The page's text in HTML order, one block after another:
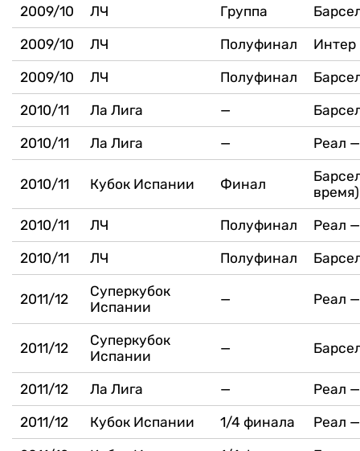
2009/10 ЛЧ Группа
2009/10 ЛЧ Полуфинал Интер
2009/10 ЛЧ Полуфинал
2010/11 Ла Лига —
2010/11 Ла Лига — Реал
2010/11 Кубок Испании Финал
время)
2010/11 ЛЧ Полуфинал Реал
2010/11 ЛЧ Полуфинал
2011/12
Суперкубок
Испании
— Реал
2011/12
Суперкубок
Испании
—
2011/12 Ла Лига — Реал
2011/12 Кубок Испании 1/4 финала Реал